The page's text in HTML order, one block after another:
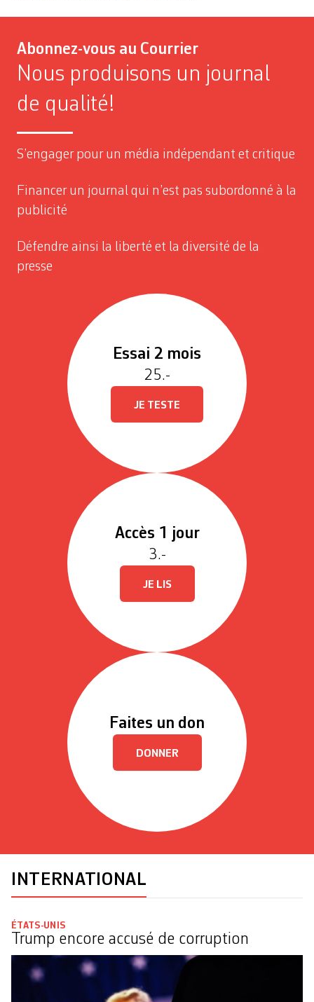
Abonnez-vous au Courrier
Nous produisons un journal
de qualité!
S’engager pour un média indépendant et critique
Financer un journal qui n’est pas subordonné à la
publicité
Défendre ainsi la liberté et la diversité de la
presse
Essai 2 mois
25.-
JE TESTE
Accès 1 jour
3.-
JE LIS
Faites un don
DONNER
INTERNATIONAL
ÉTATS-UNIS
Trump encore accusé de corruption